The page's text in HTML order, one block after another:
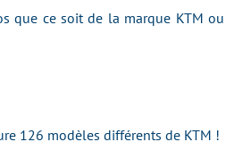
que ce soit de la marque KTM ou
126 modèles différents de KTM !